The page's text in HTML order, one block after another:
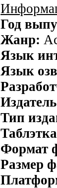
Год
Жанр:
Язык
Язык
Тип
Формат
Размер